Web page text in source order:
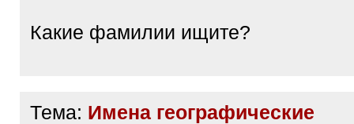
Какие фамилии ищите?
Тема: Имена географические